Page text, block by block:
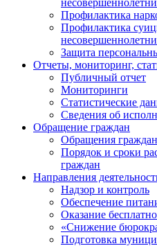
Профилактика
Профилактика
Защита
Отчеты, мониторинг,
Публичный отчет
Мониторинги
Статистические
Сведения об
Обращение граждан
Обращения граждан
Порядок и сроки
граждан
Направления
Надзор и контроль
Обеспечение
Оказание
«Снижение
Подготовка